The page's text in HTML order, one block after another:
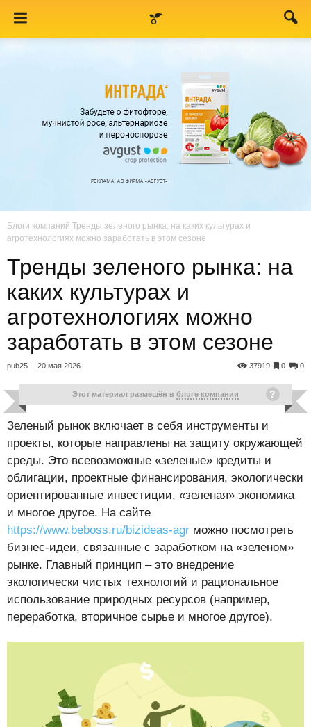
Блоги компаний Тренды зеленого рынка: на каких культурах и
агротехнологиях можно заработать в этом сезоне
Тренды зеленого рынка: на
каких культурах и
агротехнологиях можно
заработать в этом сезоне
pub25 - 20 мая 2026 0
0
37919
Этот материал размещён в блоге компании
Зеленый рынок включает в себя инструменты и
проекты, которые направлены на защиту окружающей
среды. Это всевозможные «зеленые» кредиты и
облигации, проектные финансирования, экологически
ориентированные инвестиции, «зеленая» экономика
и многое другое. На сайте
https://www.beboss.ru/bizideas-agr можно посмотреть
бизнес-идеи, связанные с заработком на «зеленом»
рынке. Главный принцип – это внедрение
экологически чистых технологий и рациональное
использование природных ресурсов (например,
переработка, вторичное сырье и многое другое).